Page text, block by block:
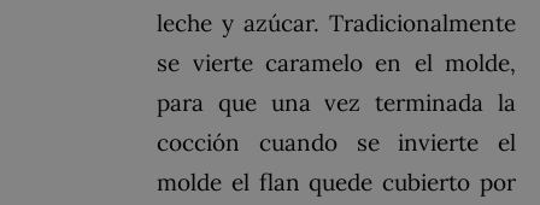
leche y azúcar. Tradicionalmente
se vierte caramelo en el molde,
para que una vez terminada la
cocción cuando se invierte el
molde el flan quede cubierto por